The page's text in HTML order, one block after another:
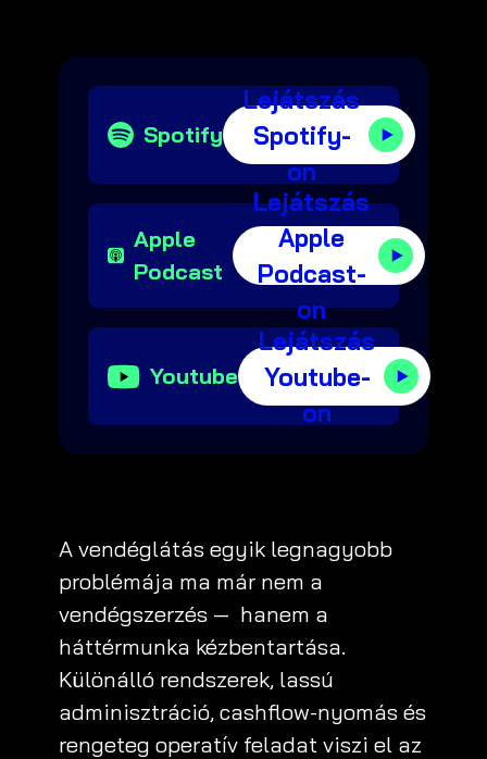
Spotify
Lejátszás
Spotify-
on
Apple
Podcast
Lejátszás
Apple
Podcast-
on
Youtube
Lejátszás
Youtube-
on
A vendéglátás egyik legnagyobb
problémája ma már nem a
vendégszerzés — hanem a
háttérmunka kézbentartása.
Különálló rendszerek, lassú
adminisztráció, cashflow-nyomás és
rengeteg operatív feladat viszi el az